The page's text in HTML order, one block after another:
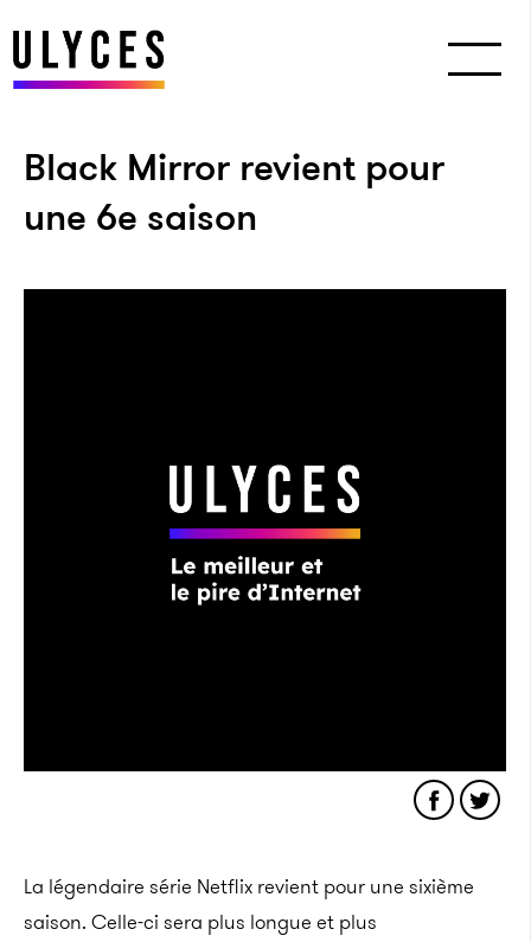
Black Mirror revient pour
une 6e saison
La légendaire série Netflix revient pour une sixième
saison. Celle-ci sera plus longue et plus